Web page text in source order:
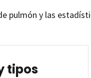
pulmón y las
tipos